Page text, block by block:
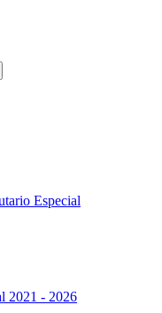
Especial
2021 - 2026